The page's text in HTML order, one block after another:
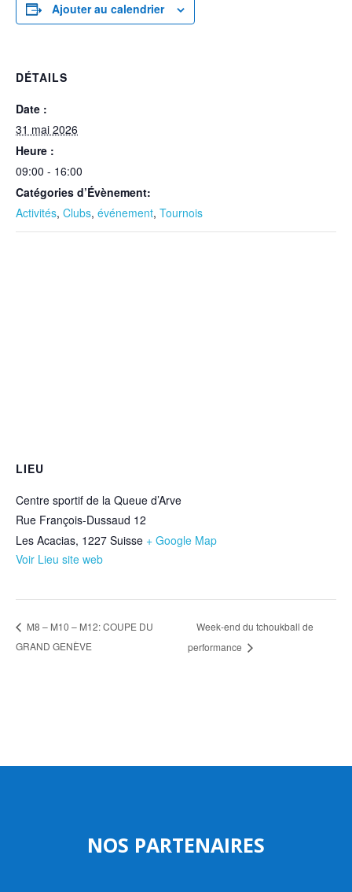
Ajouter au calendrier
DÉTAILS
Date :
31 mai 2026
Heure :
09:00 - 16:00
Catégories d’Évènement:
Activités, Clubs, événement, Tournois
LIEU
Centre sportif de la Queue d’Arve
Rue François-Dussaud 12
Les Acacias, 1227 Suisse + Google Map
Voir Lieu site web
M8 – M10 – M12: COUPE DU
GRAND GENÈVE
Week-end du tchoukball de
performance
NOS PARTENAIRES